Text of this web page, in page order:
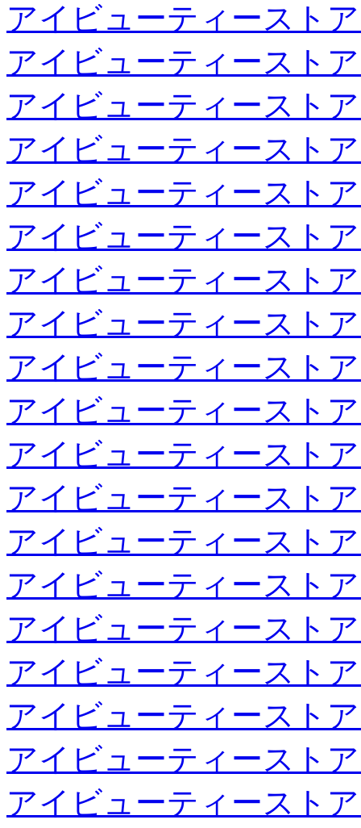
アイビューティースト
アイビューティースト
アイビューティースト
アイビューティースト
アイビューティースト
アイビューティースト
アイビューティースト
アイビューティースト
アイビューティースト
アイビューティースト
アイビューティースト
アイビューティースト
アイビューティースト
アイビューティースト
アイビューティースト
アイビューティースト
アイビューティースト
アイビューティースト
アイビューティースト